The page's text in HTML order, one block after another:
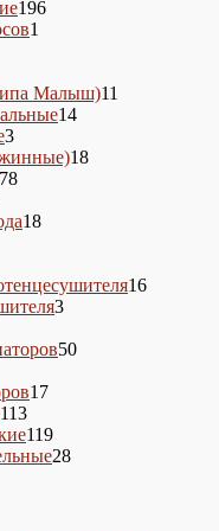
196196
1
Малыш)11
1414
33
товара 1818
7878
1818
1616
33
5050
1717
113113
товаров
119119
товаров
2828